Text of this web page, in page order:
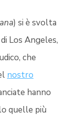
) si è svolta
di Los Angeles,
che
nostro
hanno
quelle più